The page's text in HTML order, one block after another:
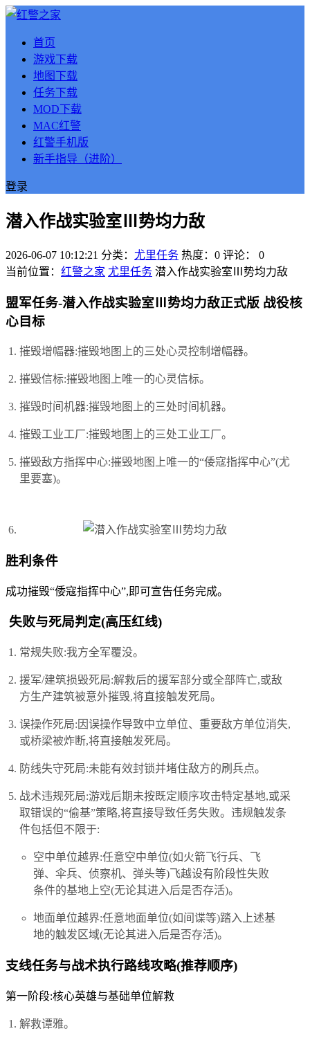
首页
游戏下载
地图下载
任务下载
MOD下载
MAC红警
红警手机版
新手指导（进阶）
登录
潜入作战实验室Ⅲ势均力敌
2026-06-07 10:12:21 分类： 尤里任务 热度：0 评论：
0
当前位置： 红警之家 尤里任务 潜入作战实验室Ⅲ势均力敌
盟军任务-潜入作战实验室Ⅲ势均力敌正式版 战役核
心目标
摧毁增幅器:摧毁地图上的三处心灵控制增幅器。
摧毁信标:摧毁地图上唯一的心灵信标。
摧毁时间机器:摧毁地图上的三处时间机器。
摧毁工业工厂:摧毁地图上的三处工业工厂。
摧毁敌方指挥中心:摧毁地图上唯一的“倭寇指挥中心”(尤
里要塞)。
胜利条件
成功摧毁“倭寇指挥中心”,即可宣告任务完成。
️ 失败与死局判定(高压红线)
常规失败:我方全军覆没。
援军/建筑损毁死局:解救后的援军部分或全部阵亡,或敌
方生产建筑被意外摧毁,将直接触发死局。
误操作死局:因误操作导致中立单位、重要敌方单位消失,
或桥梁被炸断,将直接触发死局。
防线失守死局:未能有效封锁并堵住敌方的刷兵点。
战术违规死局:游戏后期未按既定顺序攻击特定基地,或采
取错误的“偷基”策略,将直接导致任务失败。违规触发条
件包括但不限于:
空中单位越界:任意空中单位(如火箭飞行兵、飞
弹、伞兵、侦察机、弹头等)飞越设有阶段性失败
条件的基地上空(无论其进入后是否存活)。
地面单位越界:任意地面单位(如间谍等)踏入上述基
地的触发区域(无论其进入后是否存活)。
支线任务与战术执行路线攻略(推荐顺序)
第一阶段:核心英雄与基础单位解救
解救谭雅。